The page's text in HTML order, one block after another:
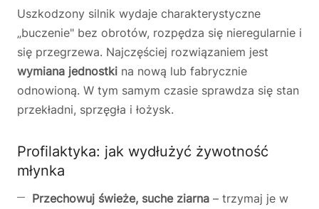
Uszkodzony silnik wydaje charakterystyczne
„buczenie" bez obrotów, rozpędza się nieregularnie i
się przegrzewa. Najczęściej rozwiązaniem jest
wymiana jednostki na nową lub fabrycznie
odnowioną. W tym samym czasie sprawdza się stan
przekładni, sprzęgła i łożysk.
Profilaktyka: jak wydłużyć żywotność
młynka
Przechowuj świeże, suche ziarna – trzymaj je w